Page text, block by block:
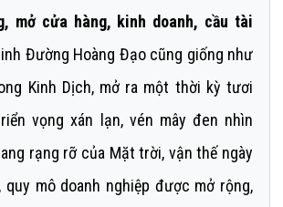
mở cửa hàng, kinh doanh, cầu tài
Đường Hoàng Đạo cũng giống như
Kinh Dịch, mở ra một thời kỳ tươi
vọng xán lạn, vén mây đen nhìn
rạng rỡ của Mặt trời, vận thế ngày
quy mô doanh nghiệp được mở rộng,